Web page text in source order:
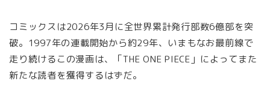
コミックスは2026年3月に全世界累計発行部数6億部を突
破。1997年の連載開始から約29年、いまもなお最前線で
走り続けるこの漫画は、「THE ONE PIECE」によってまた
新たな読者を獲得するはずだ。